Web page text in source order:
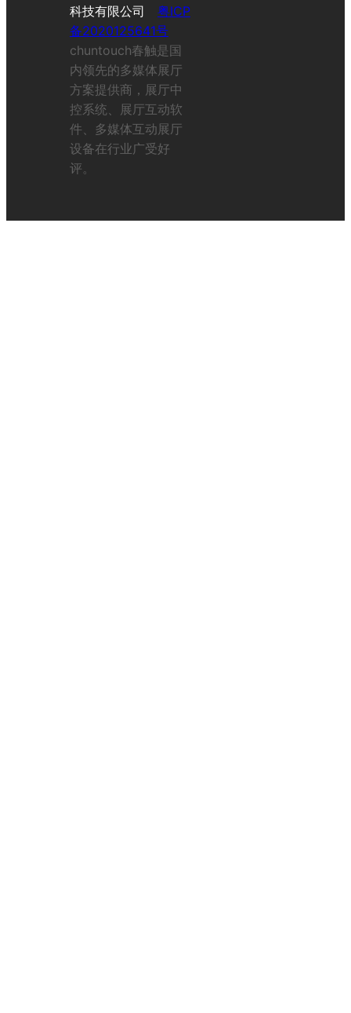
科技有限公司 粤ICP
备2020125641号
chuntouch春触是国
内领先的多媒体展厅
方案提供商，展厅中
控系统、展厅互动软
件、多媒体互动展厅
设备在行业广受好
评。